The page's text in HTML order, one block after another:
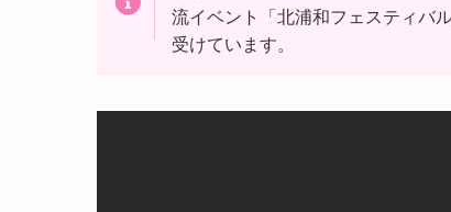
流イベント「北浦和フェスティバ
受けています。